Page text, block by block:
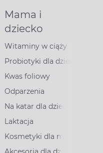
Mama i
dziecko
Witaminy w ciąży
Probiotyki dla dzieci
Kwas foliowy
Odparzenia
Na katar dla dzieci
Laktacja
Kosmetyki dla mam